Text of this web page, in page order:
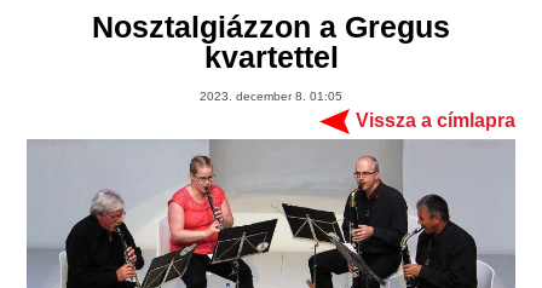
Nosztalgiázzon a Gregus
kvartettel
2023. december 8. 01:05
Vissza a címlapra